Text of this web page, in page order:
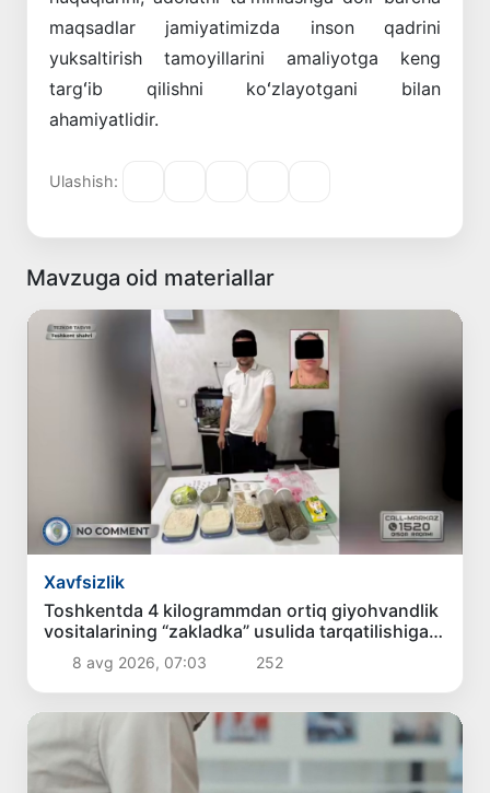
maqsadlar jamiyatimizda inson qadrini
yuksaltirish tamoyillarini amaliyotga keng
targʻib qilishni koʻzlayotgani bilan
ahamiyatlidir.
Ulashish:
Mavzuga oid materiallar
Xavfsizlik
Toshkentda 4 kilogrammdan ortiq giyohvandlik
vositalarining “zakladka” usulida tarqatilishiga
chek qoʻyildi
8 avg 2026, 07:03 252